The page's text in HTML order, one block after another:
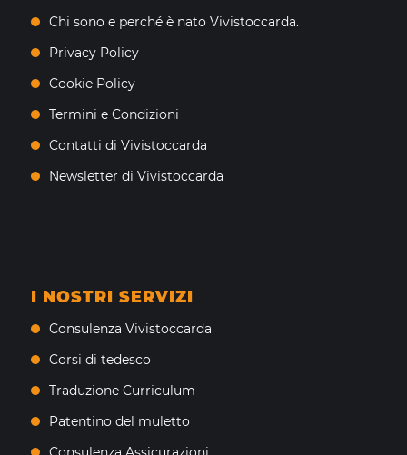
Chi sono e perché è nato Vivistoccarda.
Privacy Policy
Cookie Policy
Termini e Condizioni
Contatti di Vivistoccarda
Newsletter di Vivistoccarda
I NOSTRI SERVIZI
Consulenza Vivistoccarda
Corsi di tedesco
Traduzione Curriculum
Patentino del muletto